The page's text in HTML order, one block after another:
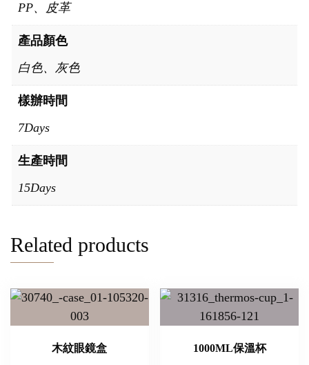
PP、皮革
產品顏色
白色、灰色
樣辦時間
7Days
生產時間
15Days
Related products
木紋眼鏡盒 1000ML保溫杯